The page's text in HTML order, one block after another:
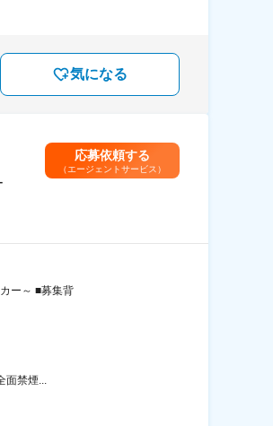
気になる
応募依頼する
（エージェントサービス）
ー～ ■募集背
面禁煙...